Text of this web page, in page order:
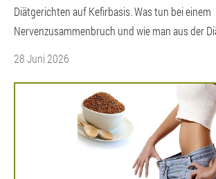
Diätgerichten auf Kefirbasis. Was tun bei einem
Nervenzusammenbruch und wie man aus der
28 Juni 2026